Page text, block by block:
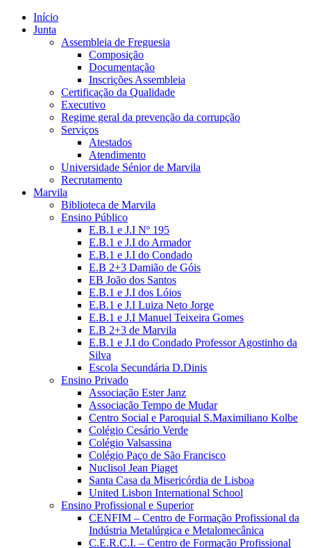
Início
Junta
Assembleia de Freguesia
Composição
Documentação
Inscrições Assembleia
Certificação da Qualidade
Executivo
Regime geral da prevenção da corrupção
Serviços
Atestados
Atendimento
Universidade Sénior de Marvila
Recrutamento
Marvila
Biblioteca de Marvila
Ensino Público
E.B.1 e J.I Nº 195
E.B.1 e J.I do Armador
E.B.1 e J.I do Condado
E.B 2+3 Damião de Góis
EB João dos Santos
E.B.1 e J.I dos Lóios
E.B.1 e J.I Luiza Neto Jorge
E.B.1 e J.I Manuel Teixeira Gomes
E.B 2+3 de Marvila
E.B.1 e J.I do Condado Professor Agostinho da
Silva
Escola Secundária D.Dinis
Ensino Privado
Associação Ester Janz
Associação Tempo de Mudar
Centro Social e Paroquial S.Maximiliano Kolbe
Colégio Cesário Verde
Colégio Valsassina
Colégio Paço de São Francisco
Nuclisol Jean Piaget
Santa Casa da Misericórdia de Lisboa
United Lisbon International School
Ensino Profissional e Superior
CENFIM – Centro de Formação Profissional da
Indústria Metalúrgica e Metalomecânica
C.E.R.C.I. – Centro de Formação Profissional